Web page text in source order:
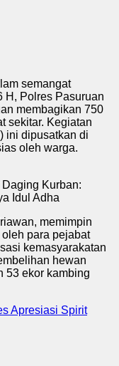
semangat
H, Polres Pasuruan
membagikan 750
sekitar. Kegiatan
ini dipusatkan di
oleh warga.
memimpin
para pejabat
kemasyarakatan
hewan
53 ekor kambing
Apresiasi Spirit